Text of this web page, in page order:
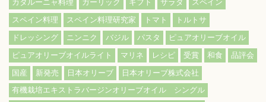
カタルーニャ料理 ガーリック ギフト サラダ
スペイン
スペイン料理
スペイン料理研究家 トマト
トルトサ
ドレッシング
ニンニク バジル パスタ
ピュアオリーブオイル
ピュアオリーブオイルライト
マリネ レシピ 受賞 和食
品評会
国産
新発売 日本オリーブ
日本オリーブ株式会社
有機栽培エキストラバージンオリーブオイル シングル